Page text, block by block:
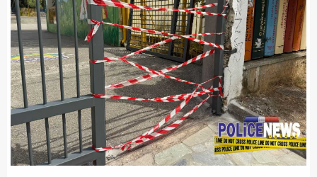
ΕΚΑΜ
ΥΑΤ/ΥΜΕΤ
ΕΛΛΗΝΙΚΗ ΑΣΤΥΝΟΜΙΑ